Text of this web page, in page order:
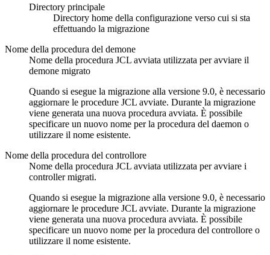
Directory principale
Directory home della configurazione verso cui si sta
effettuando la migrazione
Nome della procedura del demone
Nome della procedura JCL avviata utilizzata per avviare il
demone migrato
Quando si esegue la migrazione alla versione 9.0, è necessario
aggiornare le procedure JCL avviate. Durante la migrazione
viene generata una nuova procedura avviata. È possibile
specificare un nuovo nome per la procedura del daemon o
utilizzare il nome esistente.
Nome della procedura del controllore
Nome della procedura JCL avviata utilizzata per avviare i
controller migrati.
Quando si esegue la migrazione alla versione 9.0, è necessario
aggiornare le procedure JCL avviate. Durante la migrazione
viene generata una nuova procedura avviata. È possibile
specificare un nuovo nome per la procedura del controllore o
utilizzare il nome esistente.